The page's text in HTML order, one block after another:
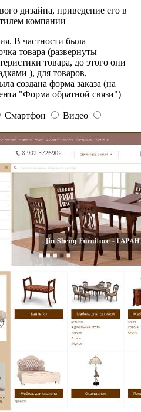
дизайна, приведение его в
компании
В частности была
товара (развернуты
товара, до этого они
), для товаров,
создана форма заказа (на
"Форма обратной связи")
Смартфон
Видео